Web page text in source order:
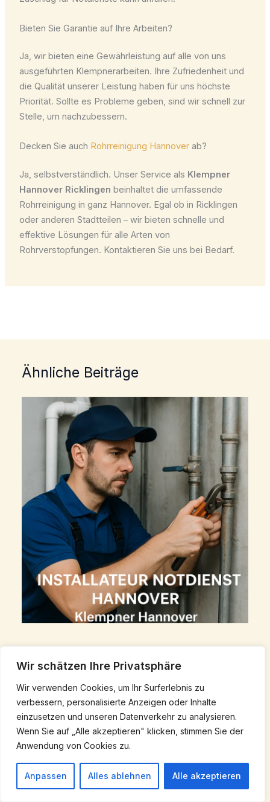
Wir schätzen Ihre Privatsphäre
Wir verwenden Cookies, um Ihr Surferlebnis zu
verbessern, personalisierte Anzeigen oder Inhalte
einzusetzen und unseren Datenverkehr zu analysieren.
Wenn Sie auf „Alle akzeptieren" klicken, stimmen Sie der
Anwendung von Cookies zu.
Anpassen Alles ablehnen Alle akzeptieren
Bieten Sie Garantie auf Ihre Arbeiten?
Ja, wir bieten eine Gewährleistung auf alle von uns
ausgeführten Klempnerarbeiten. Ihre Zufriedenheit und
die Qualität unserer Leistung haben für uns höchste
Priorität. Sollte es Probleme geben, sind wir schnell zur
Stelle, um nachzubessern.
Decken Sie auch Rohrreinigung Hannoverab?
Ja, selbstverständlich. Unser Service als Klempner
Hannover Ricklingen beinhaltet die umfassende
Rohrreinigung in ganz Hannover. Egal ob in Ricklingen
oder anderen Stadtteilen – wir bieten schnelle und
effektive Lösungen für alle Arten von
Rohrverstopfungen. Kontaktieren Sie uns bei Bedarf.
Ähnliche Beiträge
Installateur Notdienst Hannover: 24h
August 23, 2025 Bauklempnerei Hannover